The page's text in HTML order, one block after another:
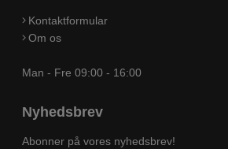
Kontaktformular
Om os
Man - Fre 09:00 - 16:00
Nyhedsbrev
Abonner på vores nyhedsbrev!